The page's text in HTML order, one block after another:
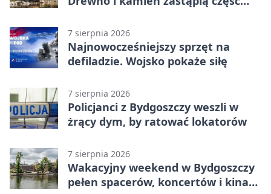
7 sierpnia 2026
Najnowocześniejszy sprzęt na
defiladzie. Wojsko pokaże siłę
7 sierpnia 2026
Policjanci z Bydgoszczy weszli w
żrący dym, by ratować lokatorów
7 sierpnia 2026
Wakacyjny weekend w Bydgoszczy
pełen spacerów, koncertów i kina